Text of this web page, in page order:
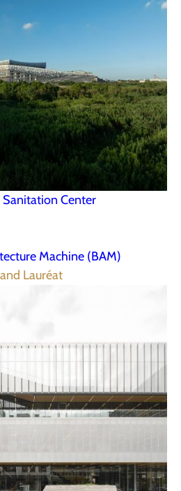
Sanitation Center
Machine (BAM)
Lauréat